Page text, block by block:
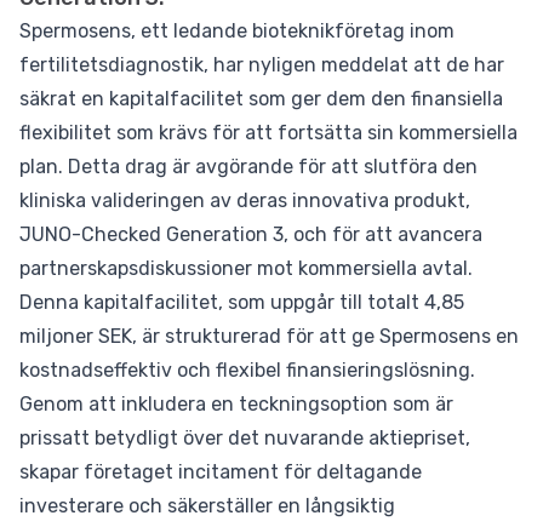
Spermosens, ett ledande bioteknikföretag inom
fertilitetsdiagnostik, har nyligen meddelat att de har
säkrat en kapitalfacilitet som ger dem den finansiella
flexibilitet som krävs för att fortsätta sin kommersiella
plan. Detta drag är avgörande för att slutföra den
kliniska valideringen av deras innovativa produkt,
JUNO-Checked Generation 3, och för att avancera
partnerskapsdiskussioner mot kommersiella avtal.
Denna kapitalfacilitet, som uppgår till totalt 4,85
miljoner SEK, är strukturerad för att ge Spermosens en
kostnadseffektiv och flexibel finansieringslösning.
Genom att inkludera en teckningsoption som är
prissatt betydligt över det nuvarande aktiepriset,
skapar företaget incitament för deltagande
investerare och säkerställer en långsiktig